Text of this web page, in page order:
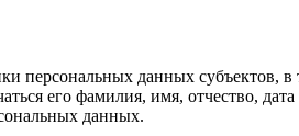
персональных данных субъектов,
его фамилия, имя, отчество,
данных.